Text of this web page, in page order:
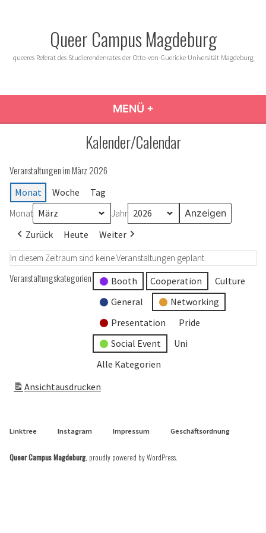
Queer Campus Magdeburg
queeres Referat des Studierendenrates der Otto-von-Guericke Universität Magdeburg
MENÜ +
Kalender/Calendar
Veranstaltungen im März 2026
Monat Woche Tag
Monat Jahr
Zurück Heute Weiter
In diesem Zeitraum sind keine Veranstaltungen geplant.
Veranstaltungskategorien Booth Cooperation
Culture
General
Networking
Presentation
Pride
Social Event
Uni
Alle Kategorien
Ansichtausdrucken
Linktree Instagram Impressum Geschäftsordnung
Queer Campus Magdeburg, proudly powered by WordPress.